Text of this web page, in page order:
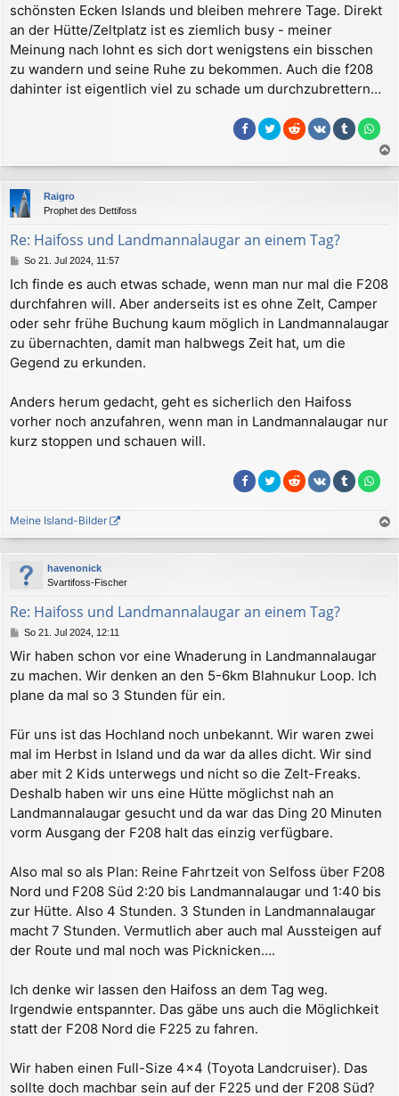
a
g
schönsten Ecken Islands und bleiben mehrere Tage. Direkt
an der Hütte/Zeltplatz ist es ziemlich busy - meiner
Meinung nach lohnt es sich dort wenigstens ein bisschen
zu wandern und seine Ruhe zu bekommen. Auch die f208
dahinter ist eigentlich viel zu schade um durchzubrettern…
a
c
Raigro
Prophet des Dettifoss
Re: Haifoss und Landmannalaugar an einem Tag?
B
i
t
r
a
g
So 21. Jul 2024, 11:57
Ich finde es auch etwas schade, wenn man nur mal die F208
durchfahren will. Aber anderseits ist es ohne Zelt, Camper
oder sehr frühe Buchung kaum möglich in Landmannalaugar
zu übernachten, damit man halbwegs Zeit hat, um die
Gegend zu erkunden.
Anders herum gedacht, geht es sicherlich den Haifoss
vorher noch anzufahren, wenn man in Landmannalaugar nur
kurz stoppen und schauen will.
Meine Island-Bilder
a
c
havenonick
Svartifoss-Fischer
Re: Haifoss und Landmannalaugar an einem Tag?
B
i
t
r
a
So 21. Jul 2024, 12:11
Wir haben schon vor eine Wnaderung in Landmannalaugar
zu machen. Wir denken an den 5-6km Blahnukur Loop. Ich
plane da mal so 3 Stunden für ein.
Für uns ist das Hochland noch unbekannt. Wir waren zwei
mal im Herbst in Island und da war da alles dicht. Wir sind
aber mit 2 Kids unterwegs und nicht so die Zelt-Freaks.
Deshalb haben wir uns eine Hütte möglichst nah an
Landmannalaugar gesucht und da war das Ding 20 Minuten
vorm Ausgang der F208 halt das einzig verfügbare.
Also mal so als Plan: Reine Fahrtzeit von Selfoss über F208
Nord und F208 Süd 2:20 bis Landmannalaugar und 1:40 bis
zur Hütte. Also 4 Stunden. 3 Stunden in Landmannalaugar
macht 7 Stunden. Vermutlich aber auch mal Aussteigen auf
der Route und mal noch was Picknicken….
Ich denke wir lassen den Haifoss an dem Tag weg.
Irgendwie entspannter. Das gäbe uns auch die Möglichkeit
statt der F208 Nord die F225 zu fahren.
Wir haben einen Full-Size 4x4 (Toyota Landcruiser). Das
sollte doch machbar sein auf der F225 und der F208 Süd?